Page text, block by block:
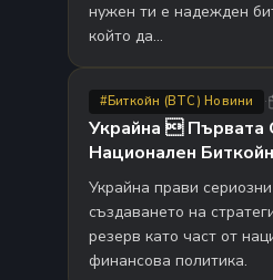
нужен ти е надежден
който да…
#Биткойн (BTC) Новини ·
Украйна  Първата
Национален
Украйна прави
създаването на
резерв като част от
финансова политика.